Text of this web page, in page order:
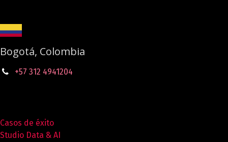
Bogotá, Colombia
+57 312 4941204
Casos de éxito
Studio Data & AI